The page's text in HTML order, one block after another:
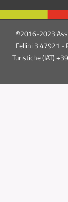
©2016-2023
Fellini 3 47921 -
Turistiche (IAT)